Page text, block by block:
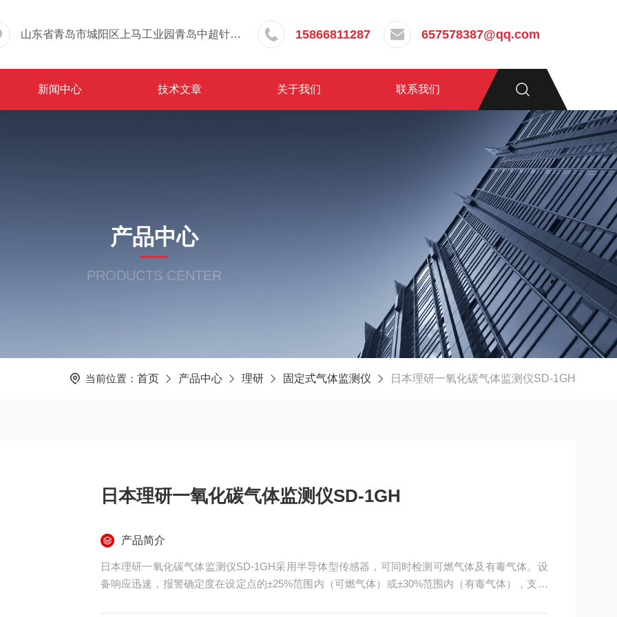
山东省青岛市城阳区上马工业园青岛中超针织有限公司院内东办公楼三层 15866811287 657578387@qq.com
新闻中心 技术文章 关于我们 联系我们
产品中心
PRODUCTS CENTER
当前位置： 首页 产品中心 理研 固定式气体监测仪 日本理研一氧化碳气体监测仪SD-1GH
日本理研一氧化碳气体监测仪SD-1GH
产品简介
日本理研一氧化碳气体监测仪SD-1GH采用半导体型传感器，可同时检测可燃气体及有毒气体。设
备响应迅速，报警确定度在设定点的±25%范围内（可燃气体）或±30%范围内（有毒气体），支持